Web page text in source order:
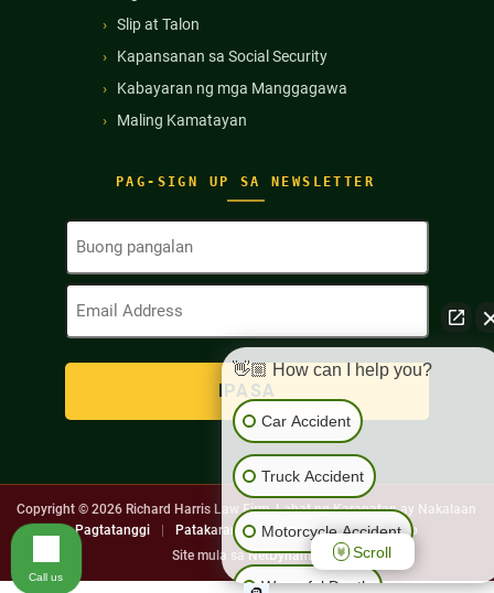
PAG-SIGN UP SA NEWSLETTER
Buong
(Kinakailangan)
Email
(Kinakailangan)
Slip at Talon
Kapansanan sa Social Security
Kabayaran ng mga Manggagawa
Maling Kamatayan
Copyright © 2026 Richard Harris Law Firm. Lahat ng Karapatan ay Nakalaan
Pagtatanggi
Patakaran sa Pagkapribado |
Sitemap
Site mula saNetDynamic
👋🏼 How can I help you?
Car Accident
Truck Accident
Motorcycle Accident
Wrongful Death
Scroll
Call us